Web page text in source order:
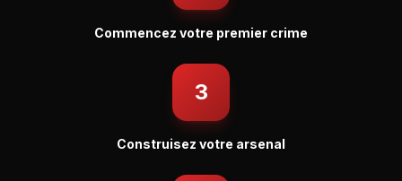
Commencez votre premier crime
3
Construisez votre arsenal